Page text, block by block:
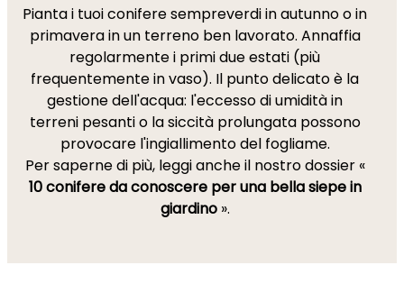
Pianta i tuoi conifere sempreverdi in autunno o in
primavera in un terreno ben lavorato. Annaffia
regolarmente i primi due estati (più
frequentemente in vaso). Il punto delicato è la
gestione dell'acqua: l'eccesso di umidità in
terreni pesanti o la siccità prolungata possono
provocare l'ingiallimento del fogliame.
Per saperne di più, leggi anche il nostro dossier «
10 conifere da conoscere per una bella siepe in
giardino ».